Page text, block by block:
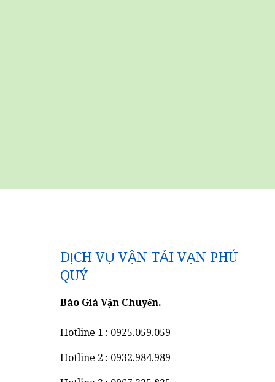
DỊCH VỤ VẬN TẢI VẠN PHÚ
QUÝ
Báo Giá Vận Chuyển.
Hotline 1 : 0925.059.059
Hotline 2 : 0932.984.989